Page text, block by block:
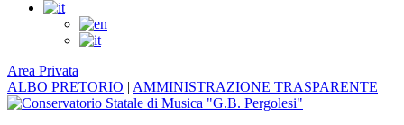
Area Privata
ALBO PRETORIO | AMMINISTRAZIONE TRASPARENTE